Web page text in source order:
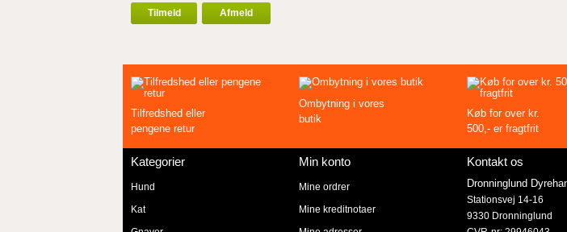
Tilfredshed eller
pengene retur
Ombytning i vores
butik
Køb for over kr.
500,- er fragtfrit
Kategorier
Hund
Kat
Min konto
Mine ordrer
Mine kreditnotaer
Kontakt os
Dronninglund
Stationsvej 14-16
9330 Dronninglund